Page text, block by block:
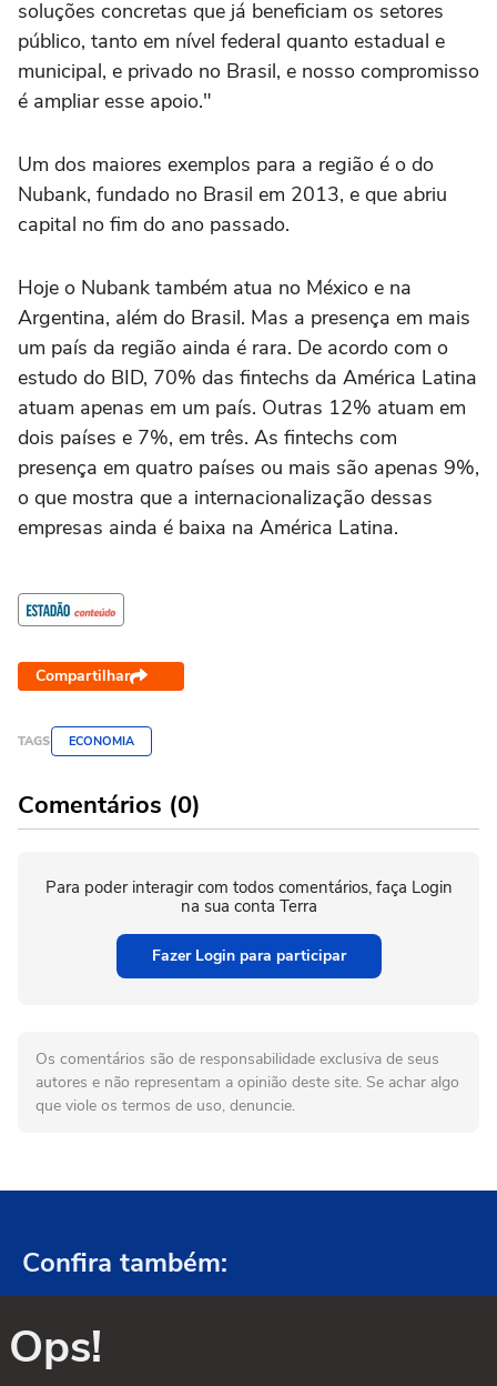
soluções concretas que já beneficiam os setores
público, tanto em nível federal quanto estadual e
municipal, e privado no Brasil, e nosso compromisso
é ampliar esse apoio."
Um dos maiores exemplos para a região é o do
Nubank, fundado no Brasil em 2013, e que abriu
capital no fim do ano passado.
Hoje o Nubank também atua no México e na
Argentina, além do Brasil. Mas a presença em mais
um país da região ainda é rara. De acordo com o
estudo do BID, 70% das fintechs da América Latina
atuam apenas em um país. Outras 12% atuam em
dois países e 7%, em três. As fintechs com
presença em quatro países ou mais são apenas 9%,
o que mostra que a internacionalização dessas
empresas ainda é baixa na América Latina.
Compartilhar
TAGS ECONOMIA
Comentários (0)
Para poder interagir com todos comentários, faça Login
na sua conta Terra
Fazer Login para participar
Os comentários são de responsabilidade exclusiva de seus
autores e não representam a opinião deste site. Se achar algo
que viole os termos de uso, denuncie.
Confira também:
Ops!